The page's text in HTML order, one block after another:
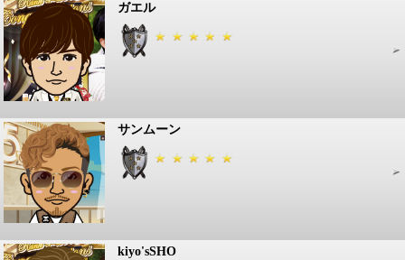
ガエル
サンムーン
kiyo'sSHO